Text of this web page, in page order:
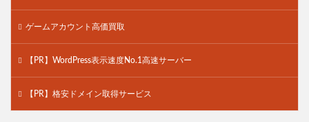
ゲームアカウント高価買取
【PR】WordPress表示速度No.1高速サーバー
【PR】格安ドメイン取得サービス